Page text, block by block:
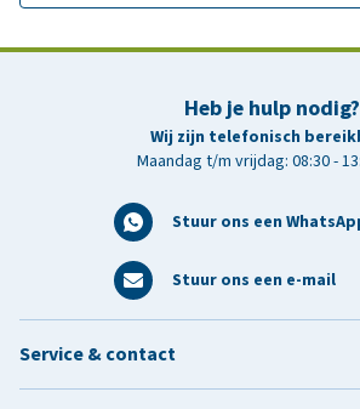
Heb je hulp nodig?
Wij zijn telefonisch
Maandag t/m vrijdag: 08:30 -
Stuur ons een
Stuur ons een e-mail
Service & contact